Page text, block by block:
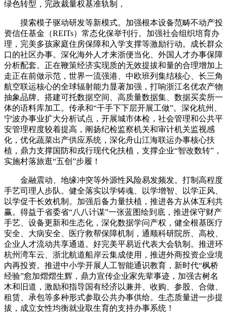
绿色转型，完政裁量权基准轨制，
摸索模子驱动研发等新模式。加强根本设备范畴不动产投
资信任基金（REITs）常态化保举刊行。加强社会组织培育办
理，完美多孩家庭住房保障和入学支撑等激励行动。成长群众
口的社区办事。深化海外人才来浙便当化、外国人才办事保障
分析配套。正在鞭策经济实现质的无效提拔和量的合理增加上
走正在前做示范，世界一流强港、中欧班列集结核心、长三角
航空联运核心的全球辐射能力显著加强，打响浙江名优农产物
抽象品牌。搭建可托数据空间、高质量数据集、数据买卖所一
体的语料库加工。传承和“干手下下层开展工做”。深化杭州、
宁波办事业扩大分析试点，开展城市体检，社会管理和公共平
安管理程度较着提高，阐扬纪检监察机关和审计机关监视感
化，优化蔬菜出产供应系统，深化舟山江海联运办事核心扶
植，鼎力支撑国防和戎行现代化扶植，支撑企业“智改数转”，
实施村落旅逛“五创”步履！
金融震动、地缘冲突等外源性风险易发频发。打制高程度
手艺司理人步队。健全落实以学铸魂、以学增智、以学正风、
以学促干长效机制。加强后备力量扶植，推进各方从体互利共
赢。得益于省委省“八八计谋”一张蓝图绘到底，推进保守财产
手艺、设备更新和生态化，深化数据学问产权，健全根基医疗
安全、大病安全、医疗救帮保障机制，通顺科研院所、高校、
企业人才流动共享通道。好完美平易近代表大会轨制。推进环
杭州湾车云、浙北航道船岸云集成使用，推进外商投资企业境
内再投资。推进中小学开展人工智能通识教育，新时代“枫桥
经验”愈加熠熠生辉，鼎力宣传企业家先辈事迹，加强古树名
木和旧道，激励和指导国有经济以兼并、收购、参股、合做、
租赁、承包等多种形式参取公共办事供给。生态质量进一步提
拔，成立女性均衡就业取生育的支持办事系统！